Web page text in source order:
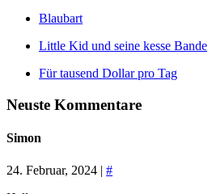
Blaubart
Little Kid und seine kesse Bande
Für tausend Dollar pro Tag
Neuste Kommentare
Simon
24. Februar, 2024 | #